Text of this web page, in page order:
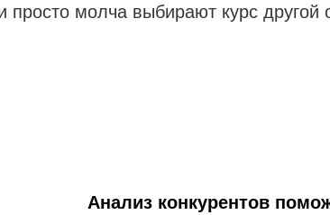
просто молча выбирают курс
Анализ конкурентов